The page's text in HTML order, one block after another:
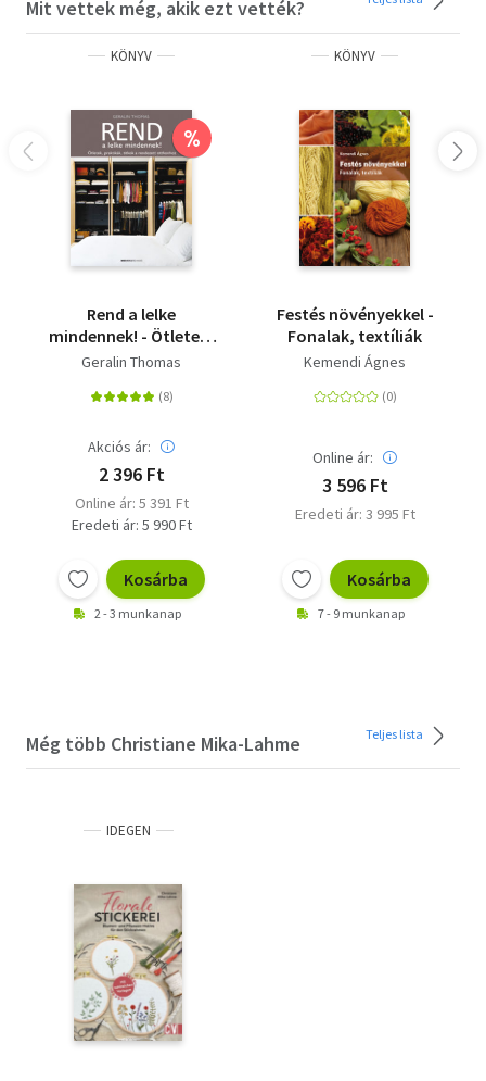
Mit vettek még, akik ezt vették?
KÖNYV
%
Rend a lelke
mindennek! - Ötletek,
praktikák, titkok a
Geralin Thomas
Akciós ár:
2 396 Ft
Online ár: 5 391 Ft
Eredeti ár: 5 990 Ft
Kosárba
2 - 3 munkanap
KÖNYV
Festés növényekkel -
Fonalak, textíliák
Kemendi Ágnes
Online ár:
3 596 Ft
Eredeti ár: 3 995 Ft
Kosárba
7 - 9 munkanap
Még több Christiane Mika-Lahme Teljes lista
IDEGEN